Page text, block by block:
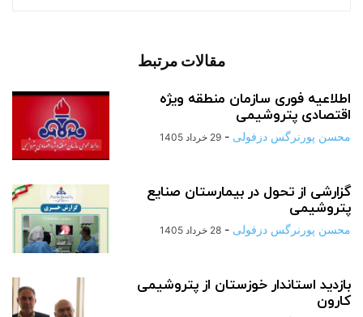
مقالات مرتبط
اطلاعیه فوری سازمان منطقه ویژه
اقتصادی پتروشیمی
محسن پورنرگس دزفولی - 29 خرداد 1405
گزارشی از تحول در بیمارستان صنایع
پتروشیمی
محسن پورنرگس دزفولی - 28 خرداد 1405
بازدید استاندار خوزستان از پتروشیمی
کارون